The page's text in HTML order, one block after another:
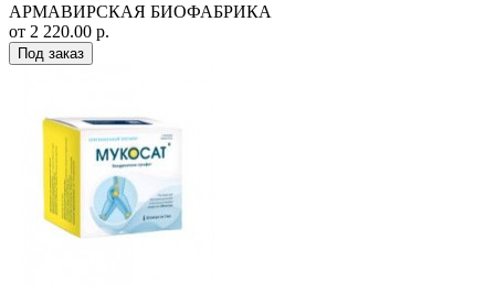
АРМАВИРСКАЯ БИОФАБРИКА
от 2 220.00 р.
Под заказ